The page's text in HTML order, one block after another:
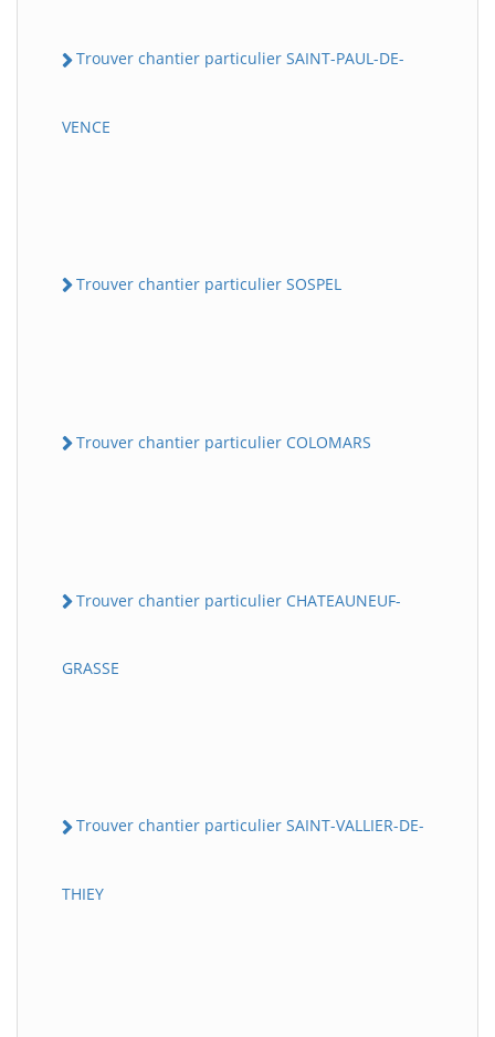
Trouver chantier particulier SAINT-PAUL-DE-
VENCE
Trouver chantier particulier SOSPEL
Trouver chantier particulier COLOMARS
Trouver chantier particulier CHATEAUNEUF-
GRASSE
Trouver chantier particulier SAINT-VALLIER-DE-
THIEY